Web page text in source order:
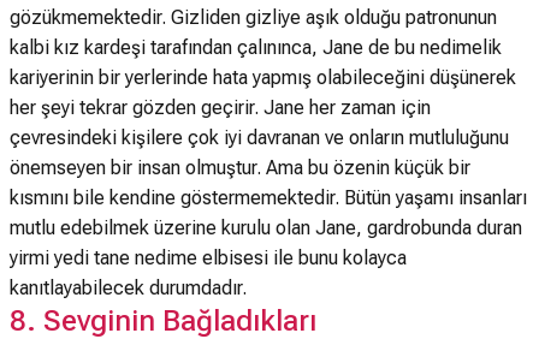
gözükmemektedir. Gizliden gizliye aşık olduğu patronunun
kalbi kız kardeşi tarafından çalınınca, Jane de bu nedimelik
kariyerinin bir yerlerinde hata yapmış olabileceğini düşünerek
her şeyi tekrar gözden geçirir. Jane her zaman için
çevresindeki kişilere çok iyi davranan ve onların mutluluğunu
önemseyen bir insan olmuştur. Ama bu özenin küçük bir
kısmını bile kendine göstermemektedir. Bütün yaşamı insanları
mutlu edebilmek üzerine kurulu olan Jane, gardrobunda duran
yirmi yedi tane nedime elbisesi ile bunu kolayca
kanıtlayabilecek durumdadır.
8. Sevginin Bağladıkları